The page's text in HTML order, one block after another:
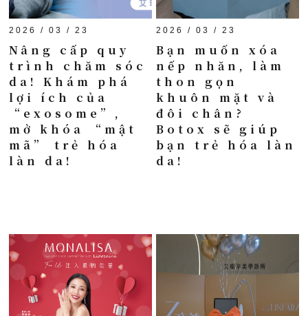
2026 / 03 / 23
Nâng cấp quy
trình chăm sóc
da! Khám phá
lợi ích của
“exosome”,
mở khóa “mật
mã” trẻ hóa
làn da!
2026 / 03 / 23
Bạn muốn xóa
nếp nhăn, làm
thon gọn
khuôn mặt và
đôi chân?
Botox sẽ giúp
bạn trẻ hóa làn
da!